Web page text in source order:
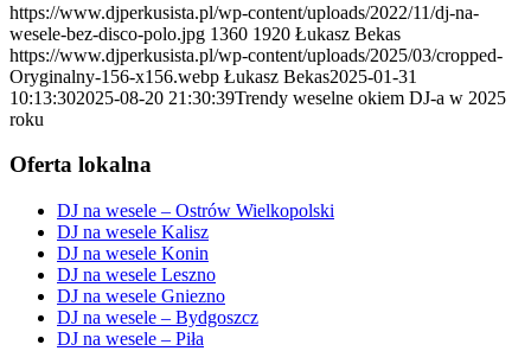
https://www.djperkusista.pl/wp-content/uploads/2022/11/dj-na-
wesele-bez-disco-polo.jpg 1360 1920 Łukasz Bekas
https://www.djperkusista.pl/wp-content/uploads/2025/03/cropped-
Oryginalny-156-x156.webp Łukasz Bekas2025-01-31
10:13:302025-08-20 21:30:39Trendy weselne okiem DJ-a w 2025
roku
Oferta lokalna
DJ na wesele – Ostrów Wielkopolski
DJ na wesele Kalisz
DJ na wesele Konin
DJ na wesele Leszno
DJ na wesele Gniezno
DJ na wesele – Bydgoszcz
DJ na wesele – Piła